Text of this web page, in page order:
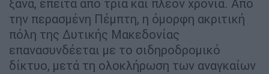
ξανά, έπειτα από τρία και πλέον χρόνια. Από
την περασμένη Πέμπτη, η όμορφη ακριτική
πόλη της Δυτικής Μακεδονίας
επανασυνδέεται με το σιδηροδρομικό
δίκτυο, μετά τη ολοκλήρωση των αναγκαίων